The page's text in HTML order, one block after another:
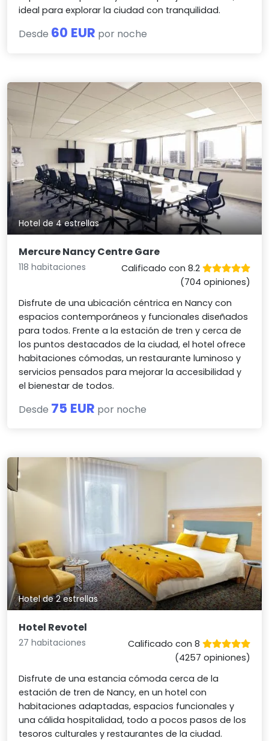
ideal para explorar la ciudad con tranquilidad.
Desde 60 EUR por noche
Hotel de 4 estrellas
Mercure Nancy Centre Gare
118 habitaciones
Calificado con 8.2
(704 opiniones)
Disfrute de una ubicación céntrica en Nancy con
espacios contemporáneos y funcionales diseñados
para todos. Frente a la estación de tren y cerca de
los puntos destacados de la ciudad, el hotel ofrece
habitaciones cómodas, un restaurante luminoso y
servicios pensados para mejorar la accesibilidad y
el bienestar de todos.
Desde 75 EUR por noche
Hotel de 2 estrellas
Hotel Revotel
27 habitaciones
Calificado con 8
(4257 opiniones)
Disfrute de una estancia cómoda cerca de la
estación de tren de Nancy, en un hotel con
habitaciones adaptadas, espacios funcionales y
una cálida hospitalidad, todo a pocos pasos de los
tesoros culturales y restaurantes de la ciudad.